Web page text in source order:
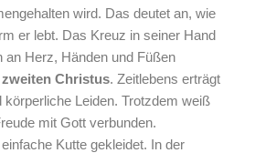
wird. Das deutet an, wie
er lebt. Das Kreuz in seiner Hand
an Herz, Händen und Füßen
zweiten Christus. Zeitlebens erträgt
körperliche Leiden. Trotzdem weiß
mit Gott verbunden.
Kutte gekleidet. In der